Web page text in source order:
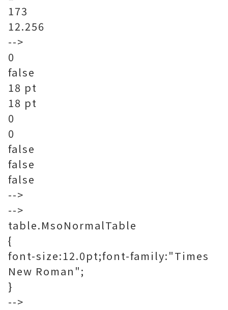
173
12.256
-->
0
false
18 pt
18 pt
0
0
false
false
false
-->
-->
table.MsoNormalTable
{
font-size:12.0pt;font-family:"Times
New Roman";
}
-->